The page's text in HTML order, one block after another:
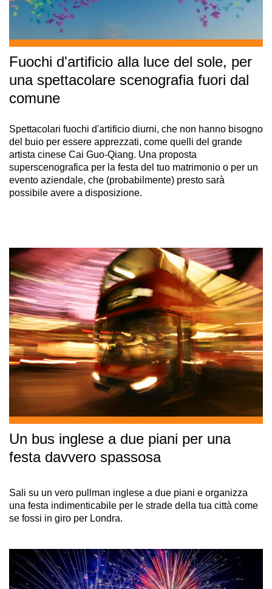
Fuochi d'artificio alla luce del sole, per
una spettacolare scenografia fuori dal
comune
Spettacolari fuochi d'artificio diurni, che non hanno bisogno
del buio per essere apprezzati, come quelli del grande
artista cinese Cai Guo-Qiang. Una proposta
superscenografica per la festa del tuo matrimonio o per un
evento aziendale, che (probabilmente) presto sarà
possibile avere a disposizione.
Un bus inglese a due piani per una
festa davvero spassosa
Sali su un vero pullman inglese a due piani e organizza
una festa indimenticabile per le strade della tua città come
se fossi in giro per Londra.